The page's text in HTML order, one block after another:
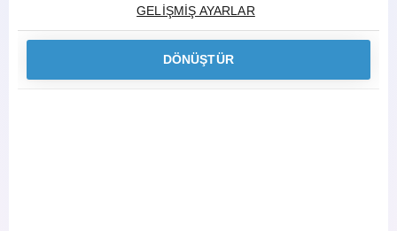
GELIŞMIŞ AYARLAR
DÖNÜŞTÜR